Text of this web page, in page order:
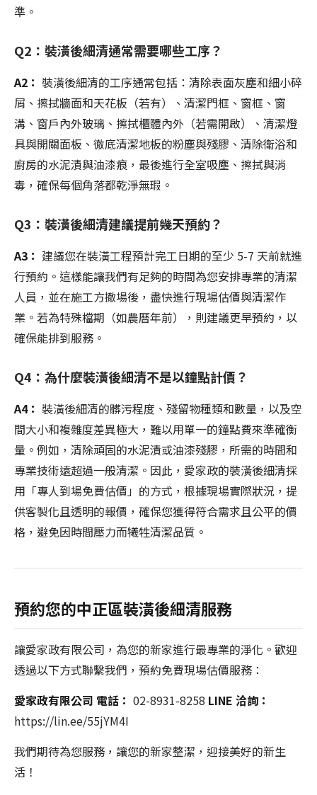
準。
Q2：裝潢後細清通常需要哪些工序？
A2： 裝潢後細清的工序通常包括：清除表面灰塵和細小碎
屑、擦拭牆面和天花板（若有）、清潔門框、窗框、窗
溝、窗戶內外玻璃、擦拭櫃體內外（若需開啟）、清潔燈
具與開關面板、徹底清潔地板的粉塵與殘膠、清除衛浴和
廚房的水泥漬與油漆痕，最後進行全室吸塵、擦拭與消
毒，確保每個角落都乾淨無瑕。
Q3：裝潢後細清建議提前幾天預約？
A3： 建議您在裝潢工程預計完工日期的至少 5-7 天前就進
行預約。這樣能讓我們有足夠的時間為您安排專業的清潔
人員，並在施工方撤場後，盡快進行現場估價與清潔作
業。若為特殊檔期（如農曆年前），則建議更早預約，以
確保能排到服務。
Q4：為什麼裝潢後細清不是以鐘點計價？
A4： 裝潢後細清的髒污程度、殘留物種類和數量，以及空
間大小和複雜度差異極大，難以用單一的鐘點費來準確衡
量。例如，清除頑固的水泥漬或油漆殘膠，所需的時間和
專業技術遠超過一般清潔。因此，愛家政的裝潢後細清採
用「專人到場免費估價」的方式，根據現場實際狀況，提
供客製化且透明的報價，確保您獲得符合需求且公平的價
格，避免因時間壓力而犧牲清潔品質。
預約您的中正區裝潢後細清服務
讓愛家政有限公司，為您的新家進行最專業的淨化。歡迎
透過以下方式聯繫我們，預約免費現場估價服務：
愛家政有限公司 電話： 02-8931-8258 LINE 洽詢：
https://lin.ee/55jYM4I
我們期待為您服務，讓您的新家整潔，迎接美好的新生
活！